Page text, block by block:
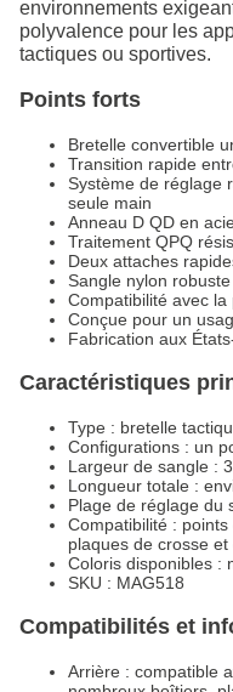
environnements
polyvalence pour les
tactiques ou sportives.
Points forts
Bretelle convertible
Transition rapide
Système de réglage
seule main
Anneau D QD en
Traitement QPQ
Deux attaches
Sangle nylon
Compatibilité avec
Conçue pour un
Fabrication aux
Caractéristiques
Type : bretelle
Configurations : un
Largeur de sangle :
Longueur totale :
Plage de réglage du
Compatibilité : points
plaques de crosse
Coloris disponibles :
SKU : MAG518
Compatibilités et
Arrière : compatible